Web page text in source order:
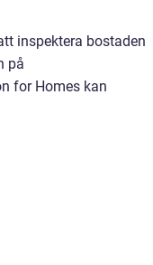
inspektera bostaden
på
for Homes kan